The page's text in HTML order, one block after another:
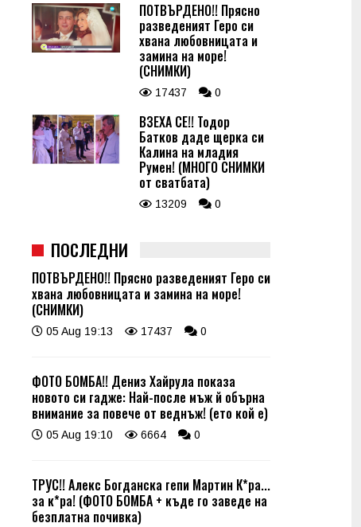
ПОТВЪРДЕНО!! Прясно
разведеният Геро си
хвана любовницата и
замина на море!
(СНИМКИ)
17437 0
ВЗЕХА СЕ!! Тодор
Батков даде щерка си
Калина на младия
Румен! (МНОГО СНИМКИ
от сватбата)
13209 0
ПОСЛЕДНИ
ПОТВЪРДЕНО!! Прясно разведеният Геро си
хвана любовницата и замина на море!
(СНИМКИ)
05 Aug 19:13 17437 0
ФОТО БОМБА!! Дениз Хайрула показа
новото си гадже: Най-после мъж й обърна
внимание за повече от веднъж! (ето кой е)
05 Aug 19:10 6664 0
ТРУС!! Алекс Богданска гепи Мартин К*ра...
за к*ра! (ФОТО БОМБА + къде го заведе на
безплатна почивка)